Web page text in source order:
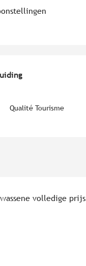
Qualité Tourisme
volledige prijs